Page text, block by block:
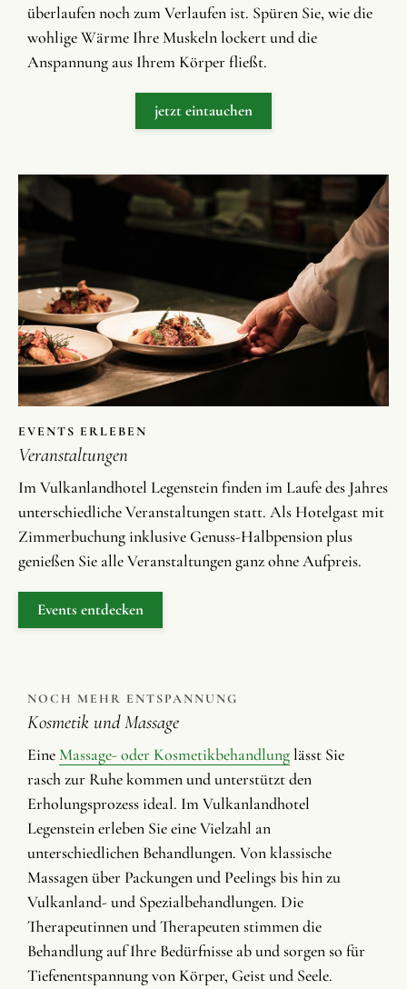
überlaufen noch zum Verlaufen ist. Spüren Sie, wie die
wohlige Wärme Ihre Muskeln lockert und die
Anspannung aus Ihrem Körper fließt.
jetzt eintauchen
EVENTS ERLEBEN
Veranstaltungen
Im Vulkanlandhotel Legenstein finden im Laufe des Jahres
unterschiedliche Veranstaltungen statt. Als Hotelgast mit
Zimmerbuchung inklusive Genuss-Halbpension plus
genießen Sie alle Veranstaltungen ganz ohne Aufpreis.
Events entdecken
NOCH MEHR ENTSPANNUNG
Kosmetik und Massage
Eine Massage- oder Kosmetikbehandlunglässt Sie
rasch zur Ruhe kommen und unterstützt den
Erholungsprozess ideal. Im Vulkanlandhotel
Legenstein erleben Sie eine Vielzahl an
unterschiedlichen Behandlungen. Von klassische
Massagen über Packungen und Peelings bis hin zu
Vulkanland- und Spezialbehandlungen. Die
Therapeutinnen und Therapeuten stimmen die
Behandlung auf Ihre Bedürfnisse ab und sorgen so für
Tiefenentspannung von Körper, Geist und Seele.